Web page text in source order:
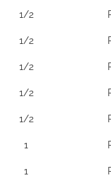
1/2
1/2
1/2
1/2
1/2
1
1